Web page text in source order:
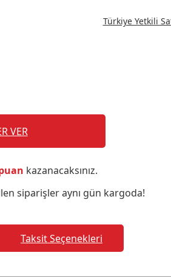
Türkiye Yetkili
VER
kazanacaksınız.
siparişler aynı gün kargoda!
Taksit Seçenekleri